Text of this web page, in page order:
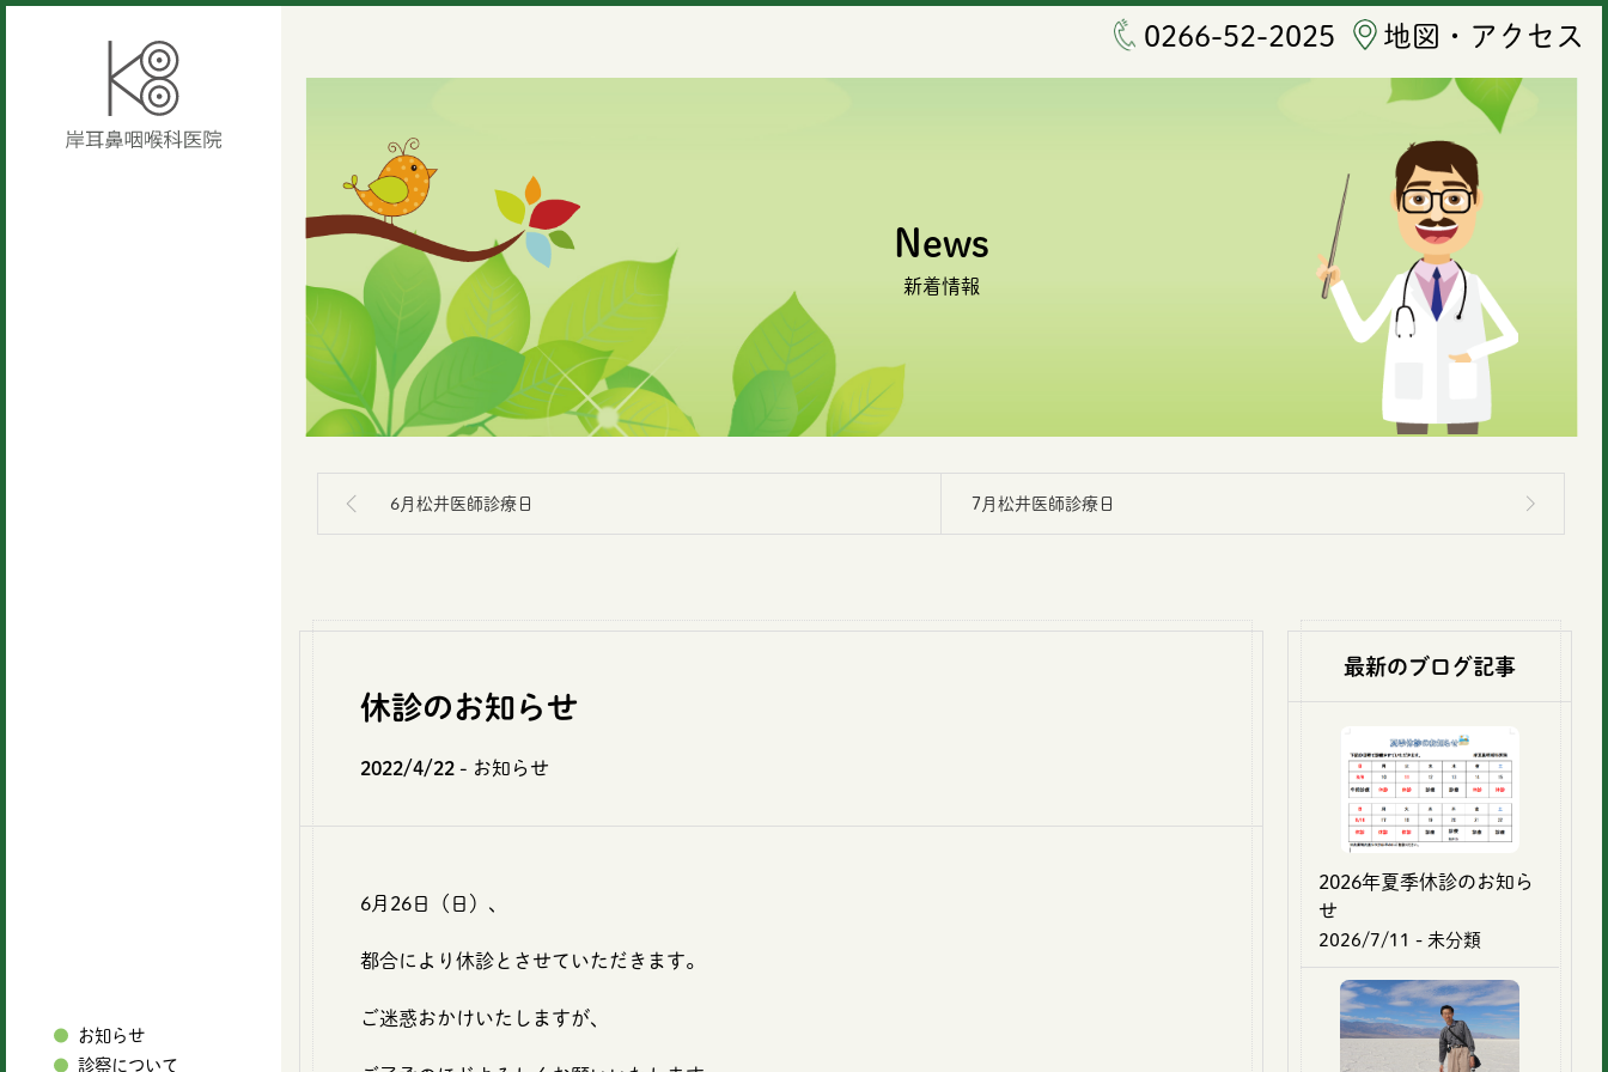
お知らせ
診察について
0266-52-2025 地図・アクセス
News
新着情報
6月松井医師診療日 7月松井医師診療日
休診のお知らせ
2022/4/22 - お知らせ
6月26日（日）、
都合により休診とさせていただきます。
ご迷惑おかけいたしますが、
最新のブログ記事
2026年夏季休診のお知ら
せ
2026/7/11 - 未分類